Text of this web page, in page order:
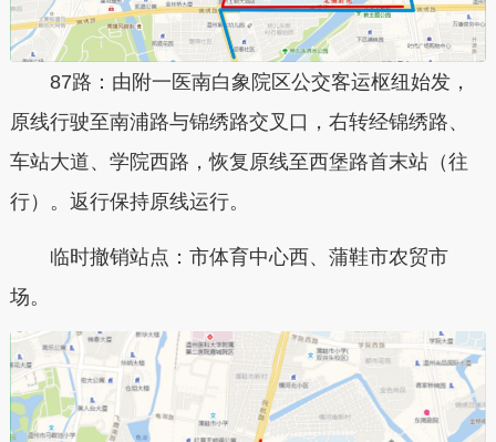
87路：由附一医南白象院区公交客运枢纽始发，
原线行驶至南浦路与锦绣路交叉口，右转经锦绣路、
车站大道、学院西路，恢复原线至西堡路首末站（往
行）。返行保持原线运行。
临时撤销站点：市体育中心西、蒲鞋市农贸市
场。